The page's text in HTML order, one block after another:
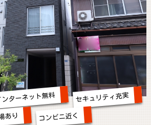
ターネット無料 セキュリティ充実
あり コンビニ近く